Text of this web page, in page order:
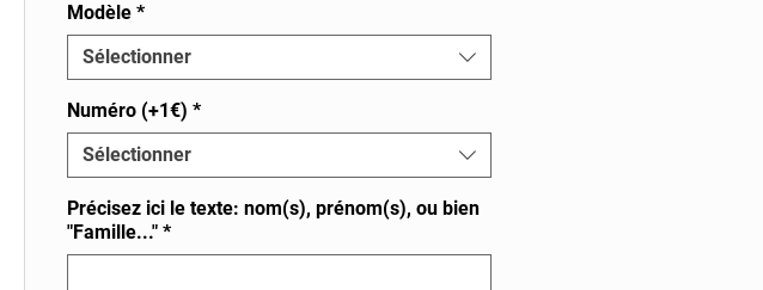
Modèle *
Sélectionner
Numéro (+1€) *
Sélectionner
Précisez ici le texte: nom(s), prénom(s), ou bien
"Famille..." *